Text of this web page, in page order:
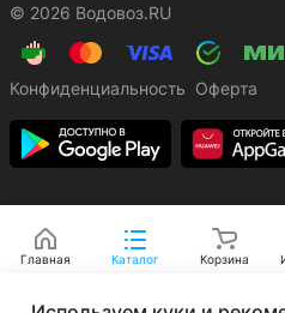
© 2026 Водовоз.RU
Конфиденциальность Оферта
Главная Каталог Корзина